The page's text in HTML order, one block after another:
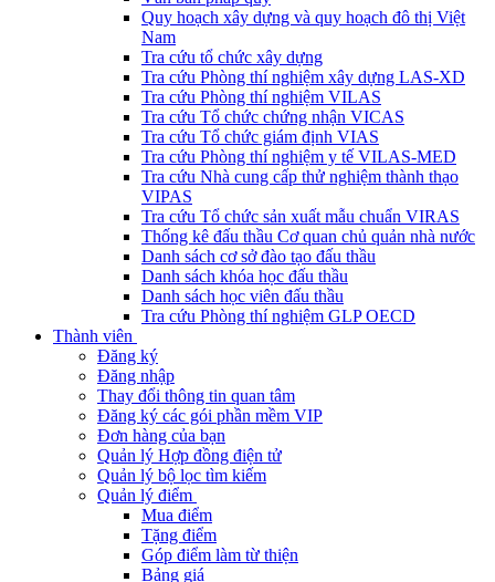
Quy hoạch xây dựng và quy hoạch đô thị Việt
Nam
Tra cứu tổ chức xây dựng
Tra cứu Phòng thí nghiệm xây dựng LAS-XD
Tra cứu Phòng thí nghiệm VILAS
Tra cứu Tổ chức chứng nhận VICAS
Tra cứu Tổ chức giám định VIAS
Tra cứu Phòng thí nghiệm y tế VILAS-MED
Tra cứu Nhà cung cấp thử nghiệm thành thạo
VIPAS
Tra cứu Tổ chức sản xuất mẫu chuẩn VIRAS
Thống kê đấu thầu Cơ quan chủ quản nhà nước
Danh sách cơ sở đào tạo đấu thầu
Danh sách khóa học đấu thầu
Danh sách học viên đấu thầu
Tra cứu Phòng thí nghiệm GLP OECD
Thành viên
Đăng ký
Đăng nhập
Thay đổi thông tin quan tâm
Đăng ký các gói phần mềm VIP
Đơn hàng của bạn
Quản lý Hợp đồng điện tử
Quản lý bộ lọc tìm kiếm
Quản lý điểm
Mua điểm
Tặng điểm
Góp điểm làm từ thiện
Bảng giá